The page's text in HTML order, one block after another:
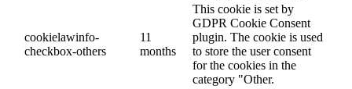
cookielawinfo-
checkbox-others
11
months
This cookie is set by
GDPR Cookie Consent
plugin. The cookie is used
to store the user consent
for the cookies in the
category "Other.